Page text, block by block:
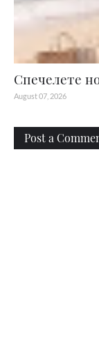
Спечелете
August 07, 2026
Post a